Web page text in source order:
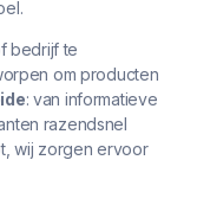
bedrijf te
om producten
: van informatieve
razendsnel
wij zorgen ervoor